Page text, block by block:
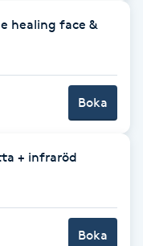
healing face &
Boka
+ infraröd
Boka